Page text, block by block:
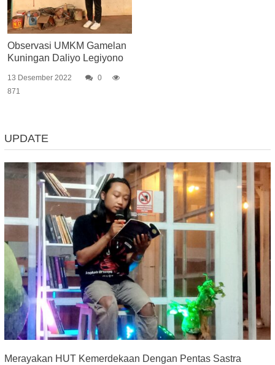
Observasi UMKM Gamelan
Kuningan Daliyo Legiyono
13 Desember 2022
0
871
UPDATE
Merayakan HUT Kemerdekaan Dengan Pentas Sastra